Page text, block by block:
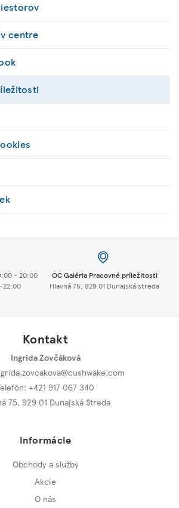
centre
- 20:00
22:00
OC Galéria Pracovné príležitosti
Hlavná 75, 929 01 Dunajská streda
Kontakt
Ingrida Zovčáková
+421 917 067 340
75, 929 01 Dunajská Streda
Informácie
Obchody a služby
Akcie
O nás